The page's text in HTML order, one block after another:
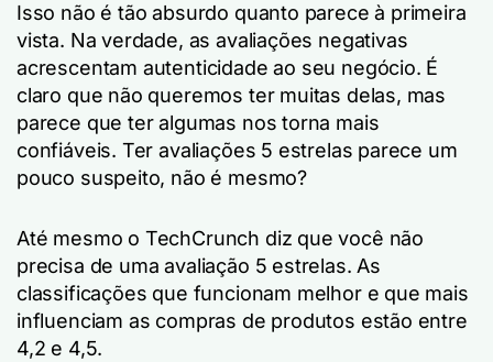
Isso não é tão absurdo quanto parece à primeira
vista. Na verdade, as avaliações negativas
acrescentam autenticidade ao seu negócio. É
claro que não queremos ter muitas delas, mas
parece que ter algumas nos torna mais
confiáveis. Ter avaliações 5 estrelas parece um
pouco suspeito, não é mesmo?
Até mesmo o TechCrunch diz que você não
precisa de uma avaliação 5 estrelas. As
classificações que funcionam melhor e que mais
influenciam as compras de produtos estão entre
4,2 e 4,5.